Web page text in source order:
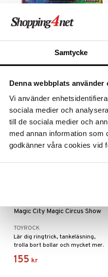
Samtycke
Denna webbplats använder
Vi använder
sociala medier och
till de sociala medier och
med annan information som
godkänner våra cookies vid
Magic Show 10-i-1
Klassiska trolleritrick för
Magic City Magic Circus Show
TOYROCK
Lär dig ringtrick, tankeläsning,
trolla bort bollar och mycket mer.
155 kr